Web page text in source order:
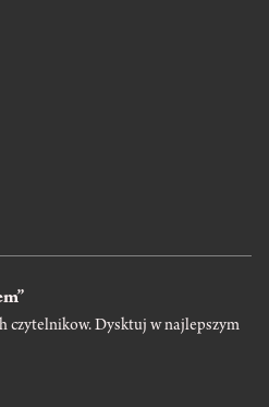
czytelnikow. Dysktuj w najlepszym